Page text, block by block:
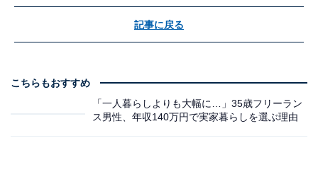
記事に戻る
こちらもおすすめ
「一人暮らしよりも大幅に…」35歳フリーラン
ス男性、年収140万円で実家暮らしを選ぶ理由